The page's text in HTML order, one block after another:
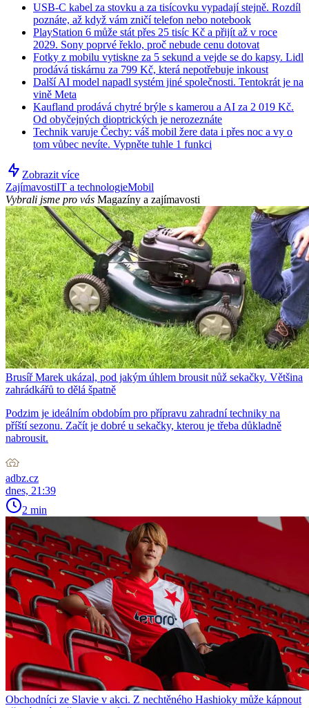
USB-C kabel za stovku a za tisícovku vypadají stejně. Rozdíl
poznáte, až když vám zničí telefon nebo notebook
PlayStation 6 může stát přes 25 tisíc Kč a přijít až v roce
2029. Sony poprvé řeklo, proč nebude cenu dotovat
Fotky z mobilu vytiskne za 5 sekund a vejde se do kapsy. Lidl
prodává tiskárnu za 799 Kč, která nepotřebuje inkoust
Další AI model napadl systém jiné společnosti. Tentokrát je na
vině Meta
Kaufland prodává chytré brýle s kamerou a AI za 2 019 Kč.
Od obyčejných dioptrických je nerozeznáte
Technik varuje Čechy: váš mobil žere data i přes noc a vy o
tom vůbec nevíte. Vypněte tuhle 1 funkci
Zobrazit více
ZajímavostiIT a technologieMobil
Vybrali jsme pro vás Magazíny a zajímavosti
Brusíř Marek ukázal, pod jakým úhlem brousit nůž sekačky. Většina
zahrádkářů to dělá špatně
Podzim je ideálním obdobím pro přípravu zahradní techniky na
příští sezonu. Začít je dobré u sekačky, kterou je třeba důkladně
nabrousit.
adbz.cz
dnes, 21:39
2 min
Obchodníci ze Slavie v akci. Z nechtěného Hashioky může kápnout